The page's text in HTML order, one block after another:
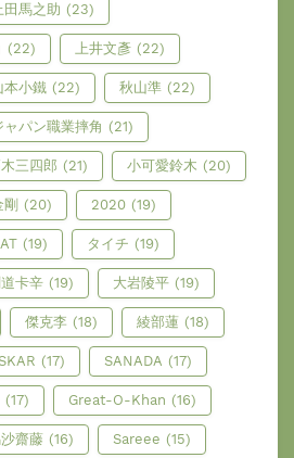
田馬之助 (23)
(22) 上井文彥 (22)
本小鐵 (22) 秋山準 (22)
ャパン職業摔角 (21)
三四郎 (21) 小可愛鈴木 (20)
(20) 2020 (19)
(19) タイチ (19)
卡辛 (19) 大岩陵平 (19)
傑克李 (18) 綾部蓮 (18)
(17) SANADA (17)
(17) Great-O-Khan (16)
齋藤 (16) Sareee (15)